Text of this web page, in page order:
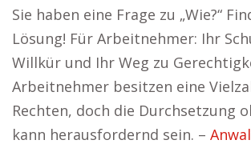
Sie haben eine Frage zu „Wie?“
Lösung! Für Arbeitnehmer: Ihr
Willkür und Ihr Weg zu
Arbeitnehmer besitzen eine
Rechten, doch die Durchsetzung
kann herausfordernd sein. –